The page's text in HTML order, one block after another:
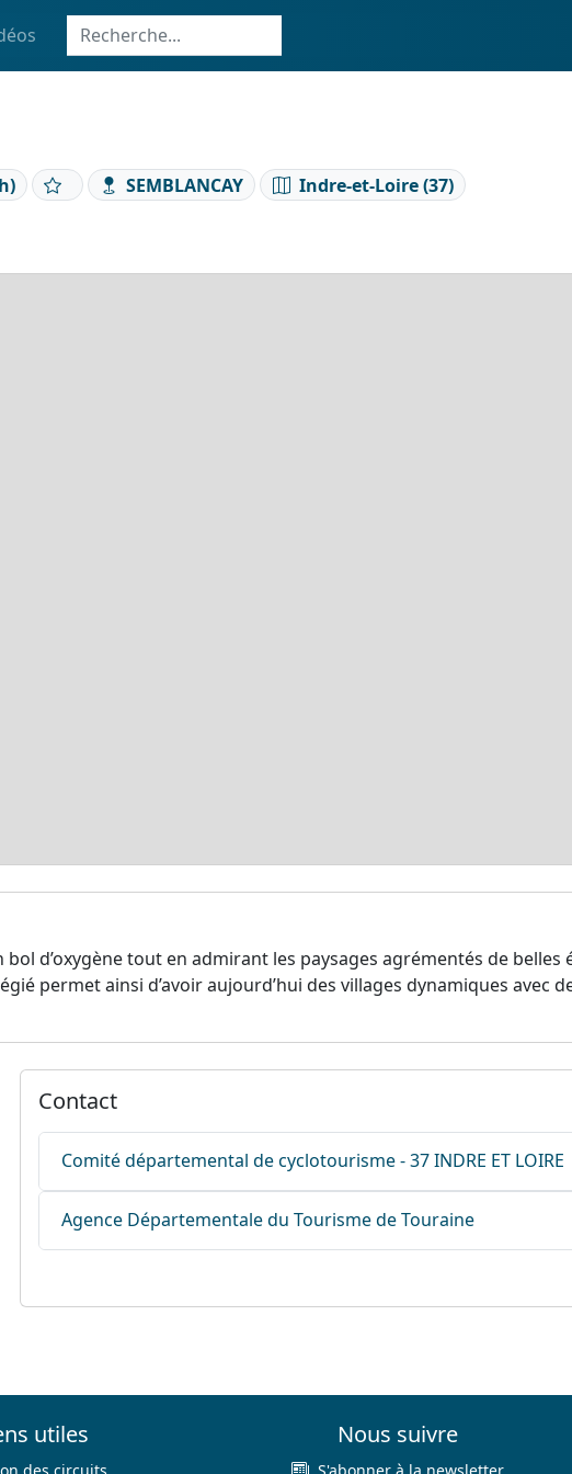
SEMBLANCAY Indre-et-Loire (37)
d’oxygène tout en admirant les paysages agrémentés de belles
permet ainsi d’avoir aujourd’hui des villages dynamiques avec
Contact
Comité départemental de cyclotourisme - 37 INDRE ET LOIRE
Agence Départementale du Tourisme de Touraine
utiles Nous suivre